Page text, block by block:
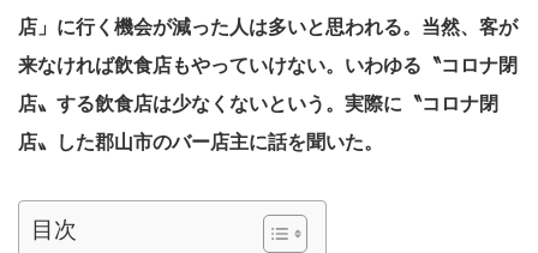
店」に行く機会が減った人は多いと思われる。当然、客が
来なければ飲食店もやっていけない。いわゆる〝コロナ閉
店〟する飲食店は少なくないという。実際に〝コロナ閉
店〟した郡山市のバー店主に話を聞いた。
目次